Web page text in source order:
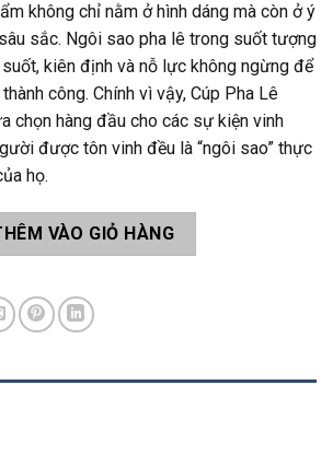
không chỉ nằm ở hình dáng mà còn ở ý
sắc. Ngôi sao pha lê trong suốt tượng
kiên định và nỗ lực không ngừng để
công. Chính vì vậy, Cúp Pha Lê
chọn hàng đầu cho các sự kiện vinh
được tôn vinh đều là “ngôi sao” thực
họ.
số lượng
VÀO GIỎ HÀNG